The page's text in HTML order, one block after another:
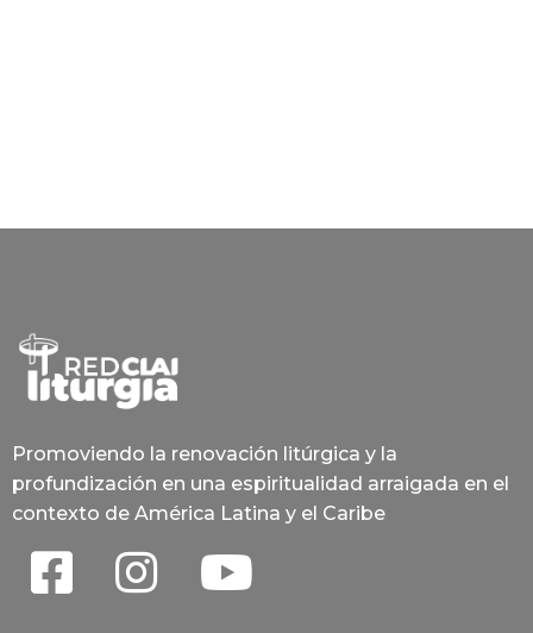
Promoviendo la renovación litúrgica y la
profundización en una espiritualidad arraigada en el
contexto de América Latina y el Caribe